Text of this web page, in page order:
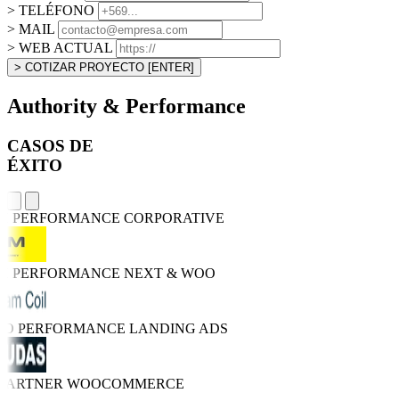
> TELÉFONO
> MAIL
> WEB ACTUAL
> COTIZAR PROYECTO [ENTER]
Authority & Performance
CASOS DE
ÉXITO
PERFORMANCECORPORATIVE
PERFORMANCENEXT & WOO
PERFORMANCELANDING ADS
WOOCOMMERCE